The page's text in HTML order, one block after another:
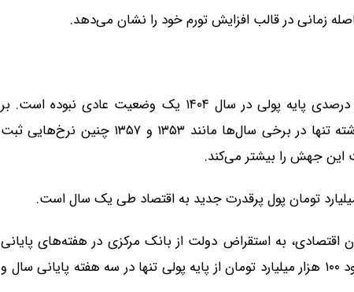
زمانی در قالب افزایش تورم خود را نشان می‌دهد.
بررسی روندهای تاریخی نشان می‌دهد رشد ۶۱.۵ درصدی پایه پولی در سال ۱۴۰۴ یک وضعیت عادی نبوده است. بر
اساس داده‌های موجود، طی بیش از پنج دهه گذشته تنها در برخی سال‌ها مانند ۱۳۵۳ و ۱۳۵۷ چنین نرخ‌هایی ثبت
به استقراض دولت از بانک مرکزی در هفته‌های پایانی
سال مربوط شده است. بر اساس این اظهارات، حدود ۱۰۰ هزار میلیارد تومان از پایه پولی تنها در سه هفته پایانی سال و